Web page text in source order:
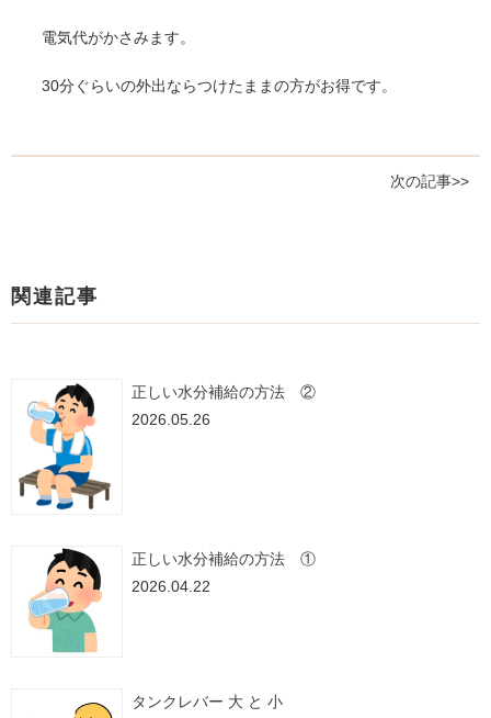
電気代がかさみます。
30分ぐらいの外出ならつけたままの方がお得です。
次の記事>>
関連記事
正しい水分補給の方法 ②
2026.05.26
正しい水分補給の方法 ①
2026.04.22
タンクレバー 大 と 小